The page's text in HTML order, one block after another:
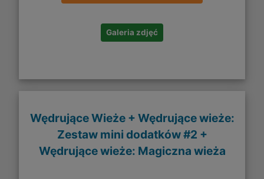
Galeria zdjęć
Wędrujące Wieże + Wędrujące wieże:
Zestaw mini dodatków #2 +
Wędrujące wieże: Magiczna wieża